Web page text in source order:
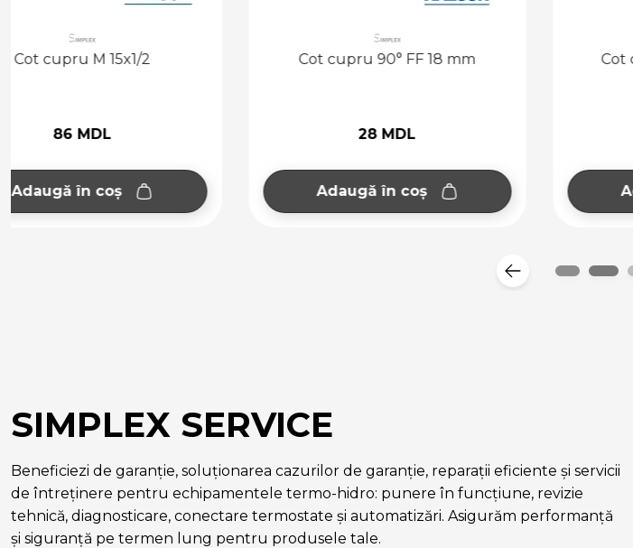
Cot cupru 90° FF 18 mm
Adaugă în coș
Cot cupru 90° MF 18 mm
Adaugă în coș
SIMPLEX SERVICE
Beneficiezi de garanție, soluționarea cazurilor de garanție, reparații eficiente și servicii
de întreținere pentru echipamentele termo-hidro: punere în funcțiune, revizie
tehnică, diagnosticare, conectare termostate și automatizări. Asigurăm performanță
și siguranță pe termen lung pentru produsele tale.